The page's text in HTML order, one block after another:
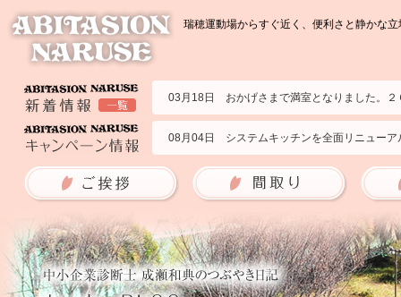
瑞穂運動場からすぐ近く、便利さと静かな
07月23日 2部屋募集いたします。２０２６年
03月18日 おかげさまで満室となりました。２
02月09日 ２０１号室の募集です。２０２５年
09月09日 ブランチアベニューのサイトに掲載
08月04日 システムキッチンを全面リニューア
06月10日 アビタシオンナルセの耐震強度を診